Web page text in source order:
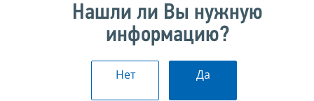
Нашли ли Вы нужную
информацию?
Нет Да